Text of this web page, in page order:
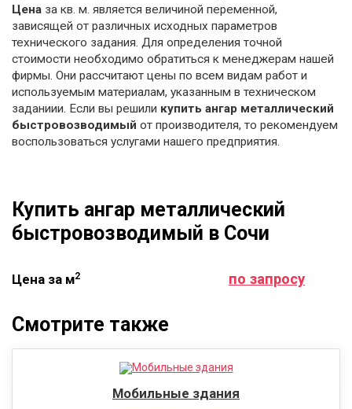
Цена за кв. м. является величиной переменной,
зависящей от различных исходных параметров
технического задания. Для определения точной
стоимости необходимо обратиться к менеджерам нашей
фирмы. Они рассчитают цены по всем видам работ и
используемым материалам, указанным в техническом
заданиии. Если вы решили купить ангар металлический
быстровозводимый от производителя, то рекомендуем
воспользоваться услугами нашего предприятия.
Купить ангар металлический
быстровозводимый в Сочи
Цена за м2 по запросу
Смотрите также
Мобильные здания